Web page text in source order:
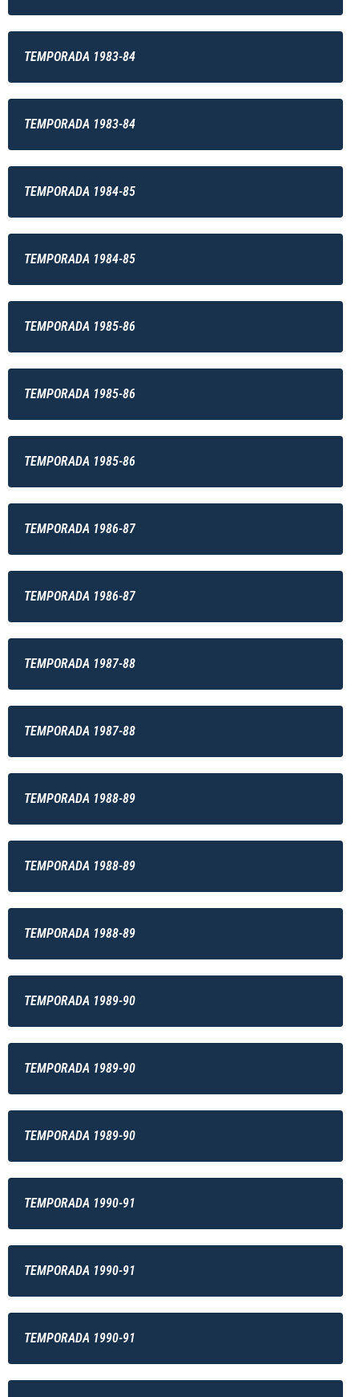
TEMPORADA 1983-84
TEMPORADA 1983-84
TEMPORADA 1984-85
TEMPORADA 1984-85
TEMPORADA 1985-86
TEMPORADA 1985-86
TEMPORADA 1985-86
TEMPORADA 1986-87
TEMPORADA 1986-87
TEMPORADA 1987-88
TEMPORADA 1987-88
TEMPORADA 1988-89
TEMPORADA 1988-89
TEMPORADA 1988-89
TEMPORADA 1989-90
TEMPORADA 1989-90
TEMPORADA 1989-90
TEMPORADA 1990-91
TEMPORADA 1990-91
TEMPORADA 1990-91